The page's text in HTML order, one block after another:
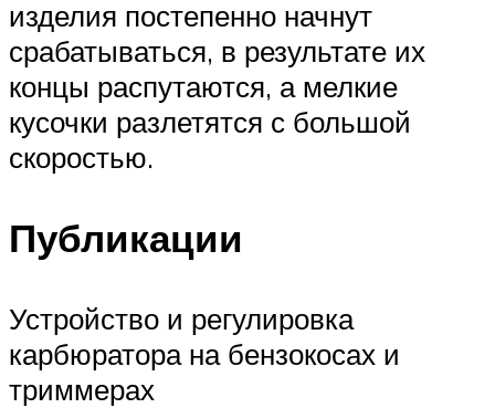
изделия постепенно начнут
срабатываться, в результате их
концы распутаются, а мелкие
кусочки разлетятся с большой
скоростью.
Публикации
Устройство и регулировка
карбюратора на бензокосах и
триммерах